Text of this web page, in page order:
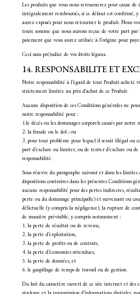
Les produits que vous nous retournerez pour cause de
intégralement remboursés, si ce défaut est confirmé, y
aurez exposés pour nous retourner le produit. Nous
toute somme que nous aurons reçue de votre part
paiement que vous aurez utilisée à l’origine pour
Ceci sans préjudice de vos droits légaux.
14. RESPONSABILITE ET
Notre responsabilité à l’égard de tout Produit acheté
strictement limitée au prix d’achat de ce Produit.
Aucune disposition de ces Conditions générales ne
notre responsabilité pour :
1.le décès ou les dommages corporels causés par notre
2. la fraude ou le dol ; ou
3. pour tout problème pour lequel il serait illégal ou
part d’exclure ou limiter, ou de tenter d’exclure ou
responsabilité.
Sous réserve du paragraphe suivant et dans les
dispositions contraires dans les présentes Conditions
aucune responsabilité pour des pertes indirectes,
perte ou du dommage principal(e) et survenant ou
délictuelle (y compris la négligence), la rupture de
de manière prévisible, y compris notamment :
1. la perte de résultat ou de revenu,
2. la perte d’exploitation,
3. la perte de profits ou de contrats,
4. la perte d’économies attendues,
5. la perte de données, et
6. le gaspillage de temps de travail ou de gestion.
Du fait du caractère ouvert de ce site internet et des